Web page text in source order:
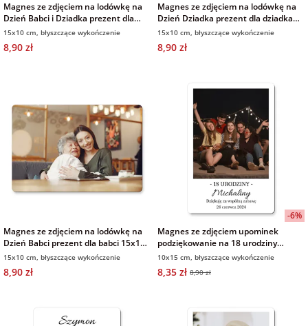
Magnes ze zdjęciem na lodówkę na
Dzień Babci i Dziadka prezent dla
Dziadków 15x10 cm
15x10 cm, błyszczące wykończenie
8,90 zł
Magnes ze zdjęciem na lodówkę na
Dzień Dziadka prezent dla dziadka
15x10 cm
15x10 cm, błyszczące wykończenie
8,90 zł
Magnes ze zdjęciem na lodówkę na
Dzień Babci prezent dla babci 15x10
cm
15x10 cm, błyszczące wykończenie
8,90 zł
-6%
Magnes ze zdjęciem upominek
podziękowanie na 18 urodziny
osiemnastkę 10x15 cm
10x15 cm, błyszczące wykończenie
8,35 zł 8,90 zł